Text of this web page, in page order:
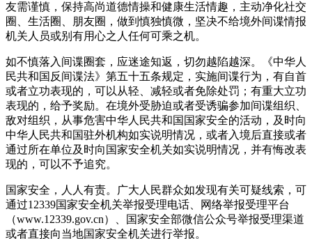
友需谨慎，保持高尚道德情操和健康生活情趣，主动净化社交
圈、生活圈、朋友圈，做到慎独慎微，坚决不给境外间谍情报
机关人员或别有用心之人任何可乘之机。
如不慎落入间谍圈套，应迷途知返，切勿越陷越深。《中华人
民共和国反间谍法》第五十五条规定，实施间谍行为，有自首
或者立功表现的，可以从轻、减轻或者免除处罚；有重大立功
表现的，给予奖励。在境外受胁迫或者受诱骗参加间谍组织、
敌对组织，从事危害中华人民共和国国家安全的活动，及时向
中华人民共和国驻外机构如实说明情况，或者入境后直接或者
通过所在单位及时向国家安全机关如实说明情况，并有悔改表
现的，可以不予追究。
国家安全，人人有责。广大人民群众如发现有关可疑线索，可
通过12339国家安全机关举报受理电话、网络举报受理平台
（www.12339.gov.cn）、国家安全部微信公众号举报受理渠道
或者直接向当地国家安全机关进行举报。